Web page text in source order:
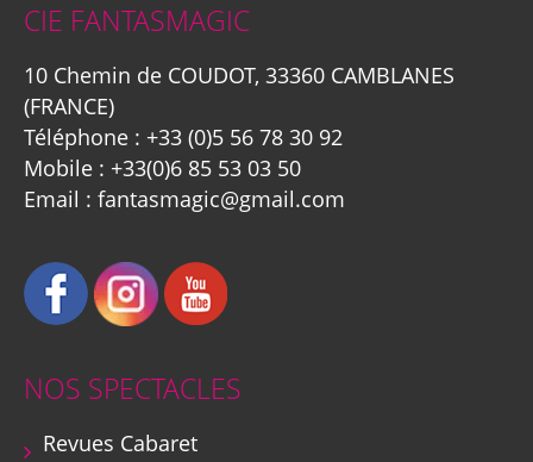
CIE FANTASMAGIC
10 Chemin de COUDOT, 33360 CAMBLANES
(FRANCE)
Téléphone : +33 (0)5 56 78 30 92
Mobile : +33(0)6 85 53 03 50
Email : fantasmagic@gmail.com
NOS SPECTACLES
Revues Cabaret